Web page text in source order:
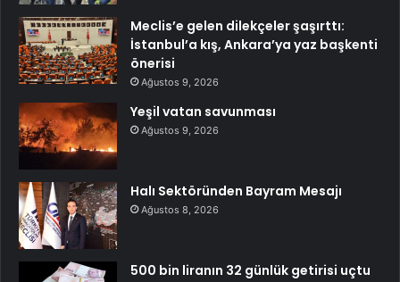
Meclis’e gelen dilekçeler şaşırttı:
İstanbul’a kış, Ankara’ya yaz başkenti
önerisi
Ağustos 9, 2026
Yeşil vatan savunması
Ağustos 9, 2026
Halı Sektöründen Bayram Mesajı
Ağustos 8, 2026
500 bin liranın 32 günlük getirisi uçtu